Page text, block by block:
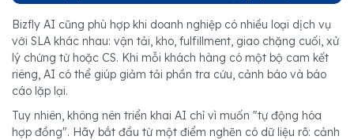
Bizfly AI cũng phù hợp khi doanh nghiệp có nhiều loại dịch vụ
với SLA khác nhau: vận tải, kho, fulfillment, giao chặng cuối, xử
lý chứng từ hoặc CS. Khi mỗi khách hàng có một bộ cam kết
riêng, AI có thể giúp giảm tải phần tra cứu, cảnh báo và báo
cáo lặp lại.
Tuy nhiên, không nên triển khai AI chỉ vì muốn "tự động hóa
hợp đồng". Hãy bắt đầu từ một điểm nghẽn có dữ liệu rõ: cảnh